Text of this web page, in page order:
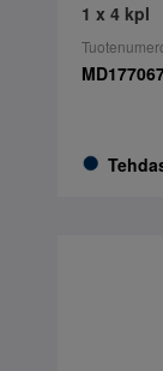
1 x 4 kpl